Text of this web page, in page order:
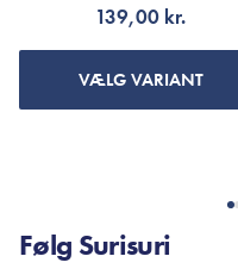
139,00 kr.
VÆLG VARIANT
Følg Surisuri